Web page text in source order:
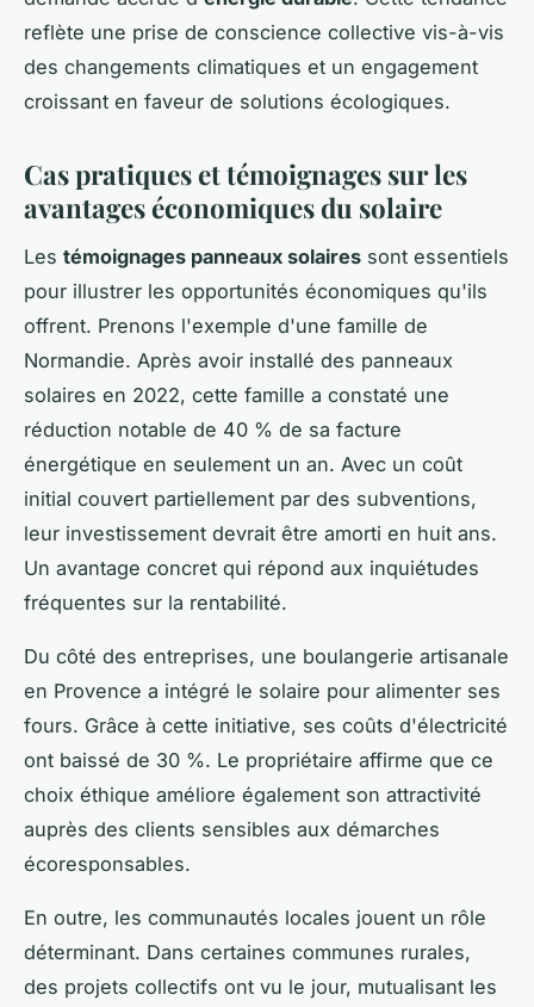
reflète une prise de conscience collective vis-à-vis
des changements climatiques et un engagement
croissant en faveur de solutions écologiques.
Cas pratiques et témoignages sur les
avantages économiques du solaire
Les témoignages panneaux solaires sont essentiels
pour illustrer les opportunités économiques qu'ils
offrent. Prenons l'exemple d'une famille de
Normandie. Après avoir installé des panneaux
solaires en 2022, cette famille a constaté une
réduction notable de 40 % de sa facture
énergétique en seulement un an. Avec un coût
initial couvert partiellement par des subventions,
leur investissement devrait être amorti en huit ans.
Un avantage concret qui répond aux inquiétudes
fréquentes sur la rentabilité.
Du côté des entreprises, une boulangerie artisanale
en Provence a intégré le solaire pour alimenter ses
fours. Grâce à cette initiative, ses coûts d'électricité
ont baissé de 30 %. Le propriétaire affirme que ce
choix éthique améliore également son attractivité
auprès des clients sensibles aux démarches
écoresponsables.
En outre, les communautés locales jouent un rôle
déterminant. Dans certaines communes rurales,
des projets collectifs ont vu le jour, mutualisant les